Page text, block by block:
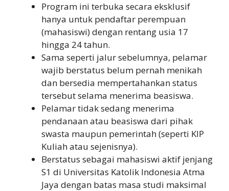
Program ini terbuka secara eksklusif
hanya untuk pendaftar perempuan
(mahasiswi) dengan rentang usia 17
hingga 24 tahun.
Sama seperti jalur sebelumnya, pelamar
wajib berstatus belum pernah menikah
dan bersedia mempertahankan status
tersebut selama menerima beasiswa.
Pelamar tidak sedang menerima
pendanaan atau beasiswa dari pihak
swasta maupun pemerintah (seperti KIP
Kuliah atau sejenisnya).
Berstatus sebagai mahasiswi aktif jenjang
S1 di Universitas Katolik Indonesia Atma
Jaya dengan batas masa studi maksimal